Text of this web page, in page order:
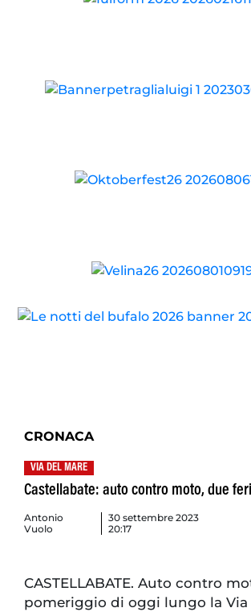
CRONACA
VIA DEL MARE
Castellabate: auto contro moto, due
Antonio
Vuolo
30 settembre 2023
20:17
CASTELLABATE. Auto contro
pomeriggio di oggi lungo la Via